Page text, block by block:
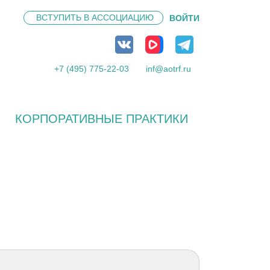
ВСТУПИТЬ В АССОЦИАЦИЮ ВОЙТИ
+7 (495) 775-22-03 inf@aotrf.ru
КОРПОРАТИВНЫЕ ПРАКТИКИ